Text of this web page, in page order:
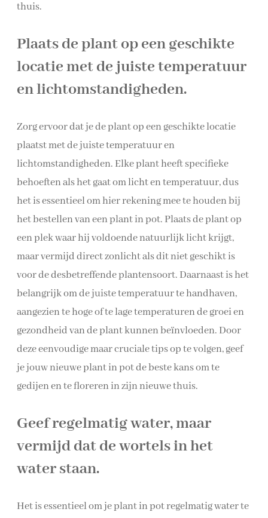
thuis.
Plaats de plant op een geschikte
locatie met de juiste temperatuur
en lichtomstandigheden.
Zorg ervoor dat je de plant op een geschikte locatie
plaatst met de juiste temperatuur en
lichtomstandigheden. Elke plant heeft specifieke
behoeften als het gaat om licht en temperatuur, dus
het is essentieel om hier rekening mee te houden bij
het bestellen van een plant in pot. Plaats de plant op
een plek waar hij voldoende natuurlijk licht krijgt,
maar vermijd direct zonlicht als dit niet geschikt is
voor de desbetreffende plantensoort. Daarnaast is het
belangrijk om de juiste temperatuur te handhaven,
aangezien te hoge of te lage temperaturen de groei en
gezondheid van de plant kunnen beïnvloeden. Door
deze eenvoudige maar cruciale tips op te volgen, geef
je jouw nieuwe plant in pot de beste kans om te
gedijen en te floreren in zijn nieuwe thuis.
Geef regelmatig water, maar
vermijd dat de wortels in het
water staan.
Het is essentieel om je plant in pot regelmatig water te